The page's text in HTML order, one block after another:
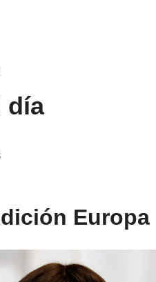
día
Europa